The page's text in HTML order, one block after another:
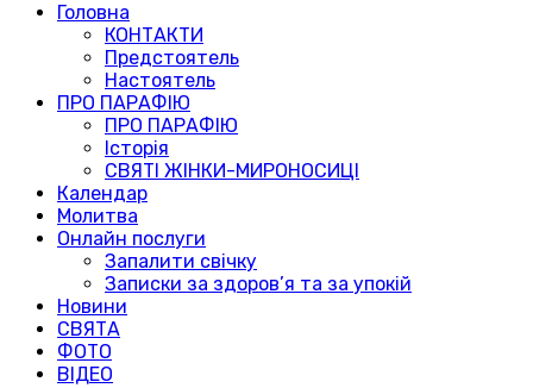
Головна
КОНТАКТИ
Предстоятель
Настоятель
ПРО ПАРАФІЮ
ПРО ПАРАФІЮ
Історія
СВЯТІ ЖІНКИ-МИРОНОСИЦІ
Календар
Молитва
Онлайн послуги
Запалити свічку
Записки за здоров’я та за упокій
Новини
СВЯТА
ФОТО
ВІДЕО